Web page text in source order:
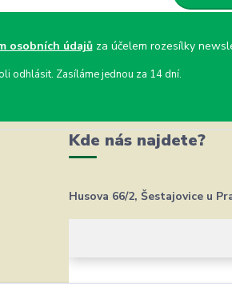
osobních údajůza účelem rozesílky
odhlásit. Zasíláme jednou za 14 dní.
Kde nás najdete?
Husova 66/2, Šestajovice u